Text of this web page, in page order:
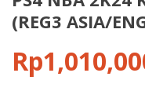
(REG3 ASIA/
Rp